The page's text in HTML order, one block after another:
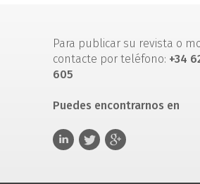
Para publicar su revista o
contacte por teléfono: +34
605
Puedes encontrarnos en